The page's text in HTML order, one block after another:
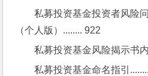
私募投资基金投资者风险
（个人版）........ 922
私募投资基金风险揭示书
私募投资基金命名指引